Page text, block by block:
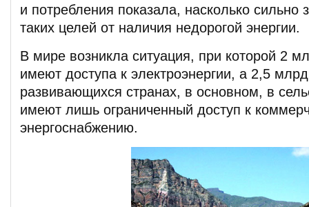
и потребления показала, насколько сильно
таких целей от наличия недорогой энергии.
В мире возникла ситуация, при которой 2
имеют доступа к электроэнергии, а 2,5
развивающихся странах, в основном, в
имеют лишь ограниченный доступ к
энергоснабжению.